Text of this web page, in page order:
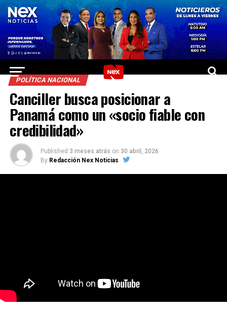
POLÍTICA NACIONAL
Canciller busca posicionar a
Panamá como un «socio fiable con
credibilidad»
Published 3 meses atrás on 30 abril, 2026
By Redacción Nex Noticias